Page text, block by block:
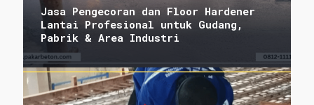
Jasa Pengecoran dan Floor Hardener
Lantai Profesional untuk Gudang,
Pabrik & Area Industri